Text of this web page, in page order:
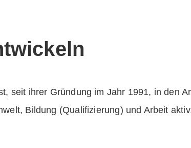
seit ihrer Gründung im Jahr 1991, in den
Bildung (Qualifizierung) und Arbeit